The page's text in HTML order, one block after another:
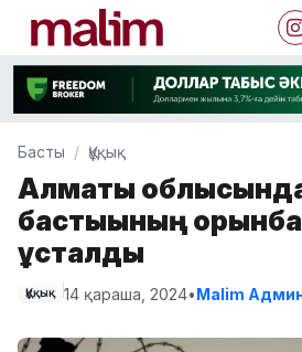
Басты Құқық
Алматы
бастығының
ұсталды
Құқық 14 қараша, 2024•Malim